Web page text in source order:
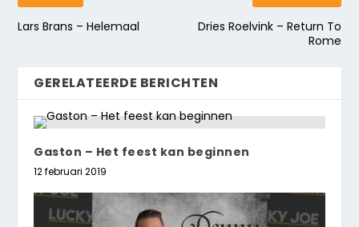
Lars Brans – Helemaal
Dries Roelvink – Return To
Rome
GERELATEERDE BERICHTEN
Gaston – Het feest kan beginnen
12 februari 2019